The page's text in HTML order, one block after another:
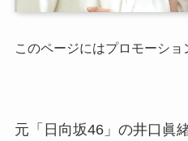
このページにはプロモーショ
元「日向坂46」の井口眞